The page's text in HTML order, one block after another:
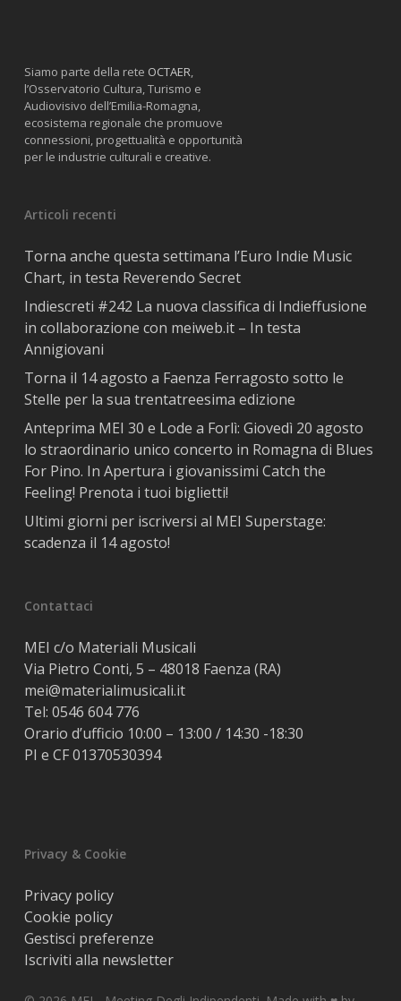
Siamo parte della rete OCTAER,
l’Osservatorio Cultura, Turismo e
Audiovisivo dell’Emilia-Romagna,
ecosistema regionale che promuove
connessioni, progettualità e opportunità
per le industrie culturali e creative.
Articoli recenti
Torna anche questa settimana l’Euro Indie Music
Chart, in testa Reverendo Secret
Indiescreti #242 La nuova classifica di Indieffusione
in collaborazione con meiweb.it – In testa
Annigiovani
Torna il 14 agosto a Faenza Ferragosto sotto le
Stelle per la sua trentatreesima edizione
Anteprima MEI 30 e Lode a Forlì: Giovedì 20 agosto
lo straordinario unico concerto in Romagna di Blues
For Pino. In Apertura i giovanissimi Catch the
Feeling! Prenota i tuoi biglietti!
Ultimi giorni per iscriversi al MEI Superstage:
scadenza il 14 agosto!
Contattaci
MEI c/o Materiali Musicali
Via Pietro Conti, 5 – 48018 Faenza (RA)
mei@materialimusicali.it
Tel: 0546 604 776
Orario d’ufficio 10:00 – 13:00 / 14:30 -18:30
PI e CF 01370530394
Privacy & Cookie
Privacy policy
Cookie policy
Gestisci preferenze
Iscriviti alla newsletter